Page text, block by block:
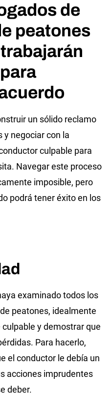
de
peatones
un sólido reclamo
y negociar con la
culpable para
Navegar este proceso
imposible, pero
podrá tener éxito en los
examinado todos los
peatones, idealmente
y demostrar que
Para hacerlo,
el conductor le debía un
acciones imprudentes
deber.